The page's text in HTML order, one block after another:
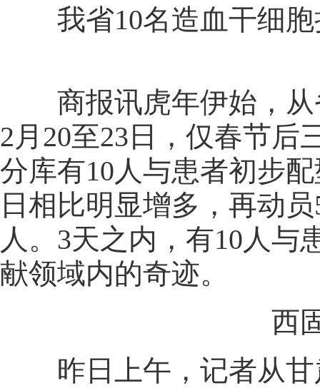
我省10名造血干细胞
商报讯虎年伊始，从
2月20至23日，仅春节后
分库有10人与患者初步
日相比明显增多，再动
人。3天之内，有10人与
献领域内的奇迹。
西固
昨日上午，记者从甘